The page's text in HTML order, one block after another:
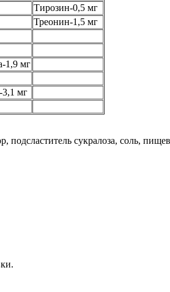
Тирозин-0,5 мг
Треонин-1,5 мг
1,9 мг
3,1 мг
подсластитель сукралоза, соль,